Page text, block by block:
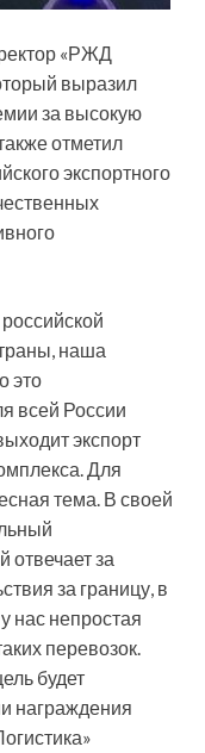
«РЖД
выразил
за высокую
отметил
экспортного
наша
это
всей России
экспорт
Для
тема. В своей
отвечает за
за границу, в
нас непростая
перевозок.
будет
награждения